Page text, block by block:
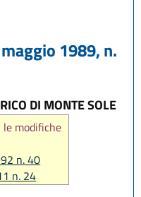
maggio 1989, n.
DI MONTE SOLE
le modifiche
n. 40
n. 24